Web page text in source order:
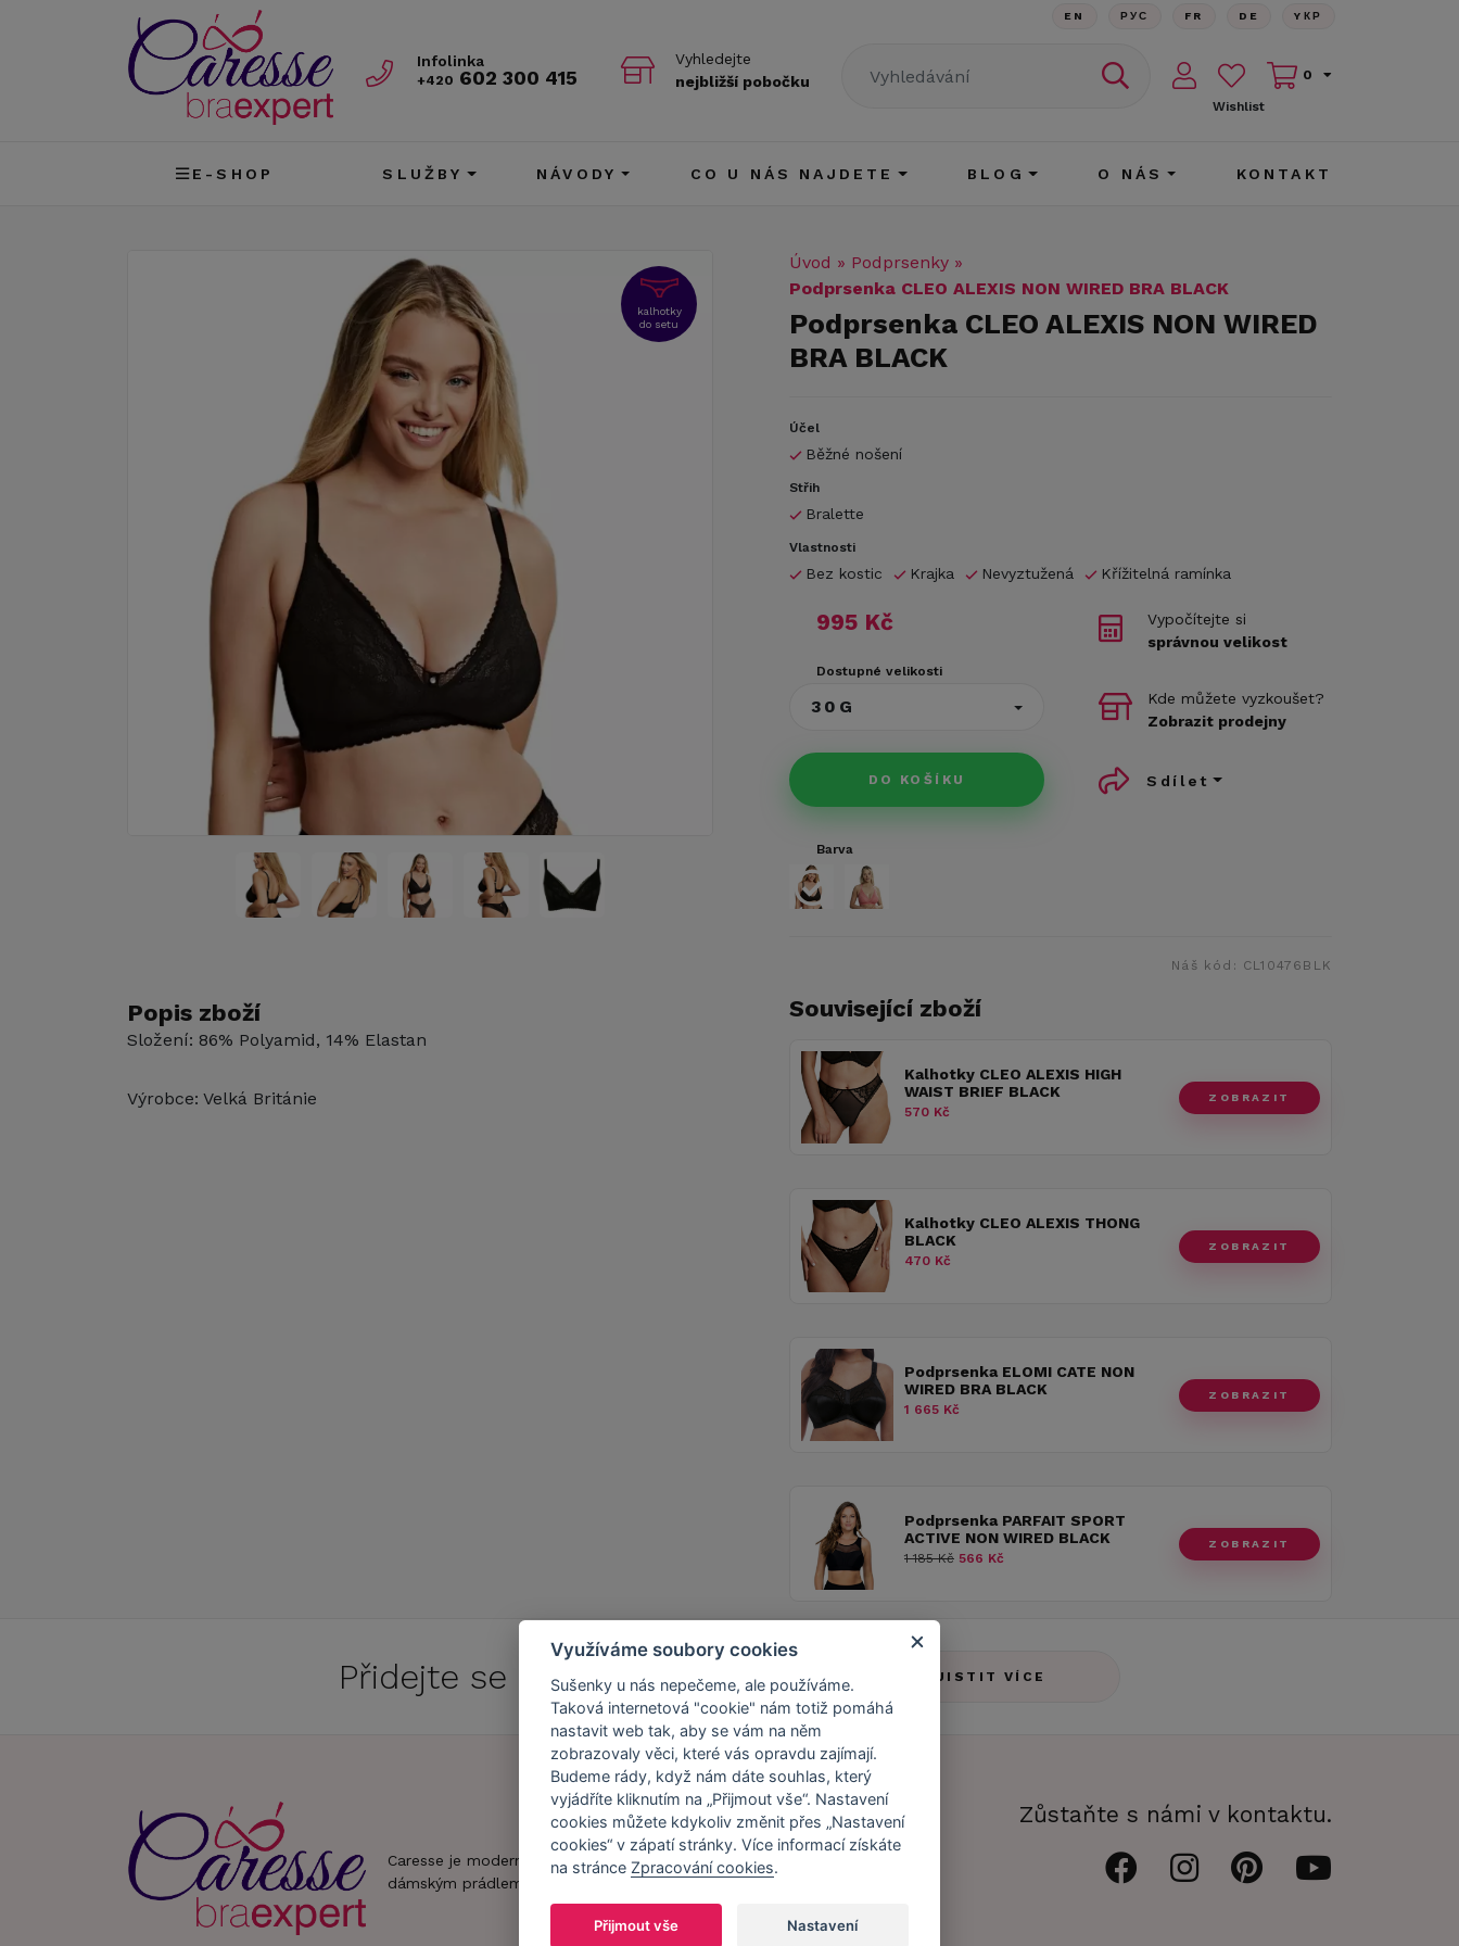
Infolinka
+420 602 300 415
Vyhledejte
nejbližší pobočku
EN РУС FR DE YКР
Wishlist
0
E-SHOP SLUŽBY NÁVODY CO U NÁS NAJDETE BLOG O NÁS KONTAKT
kalhotky
do setu
Popis zboží
Složení: 86% Polyamid, 14% Elastan
Výrobce: Velká Británie
Úvod » Podprsenky »
Podprsenka CLEO ALEXIS NON WIRED BRA BLACK
Podprsenka CLEO ALEXIS NON WIRED
BRA BLACK
Účel
Běžné nošení
Střih
Bralette
Vlastnosti
Bez kostic Krajka Nevyztužená Křížitelná ramínka
995 Kč
Dostupné velikosti
30G
DO KOŠÍKU
Vypočítejte si
správnou velikost
Kde můžete vyzkoušet?
Zobrazit prodejny
Sdílet
Barva
Náš kód: CL10476BLK
Související zboží
Kalhotky CLEO ALEXIS HIGH
WAIST BRIEF BLACK
570 Kč
ZOBRAZIT
Kalhotky CLEO ALEXIS THONG
BLACK
470 Kč
ZOBRAZIT
Podprsenka ELOMI CATE NON
WIRED BRA BLACK
1 665 Kč
ZOBRAZIT
Podprsenka PARFAIT SPORT
ACTIVE NON WIRED BLACK
1 185 Kč 566 Kč
ZOBRAZIT
Přidejte se doCaresse Clubu! ZJISTIT VÍCE
Caresse je moderní obchod s
dámským prádlem.
Náš příběh
Náš tým
Zákaznický účet
Registrace
Zůstaňte s námi v kontaktu.
Využíváme soubory cookies
Sušenky u nás nepečeme, ale používáme.
Taková internetová "cookie" nám totiž pomáhá
nastavit web tak, aby se vám na něm
zobrazovaly věci, které vás opravdu zajímají.
Budeme rády, když nám dáte souhlas, který
vyjádříte kliknutím na „Přijmout vše“. Nastavení
cookies můžete kdykoliv změnit přes „Nastavení
cookies“ v zápatí stránky. Více informací získáte
na stránce Zpracování cookies.
Přijmout vše Nastavení